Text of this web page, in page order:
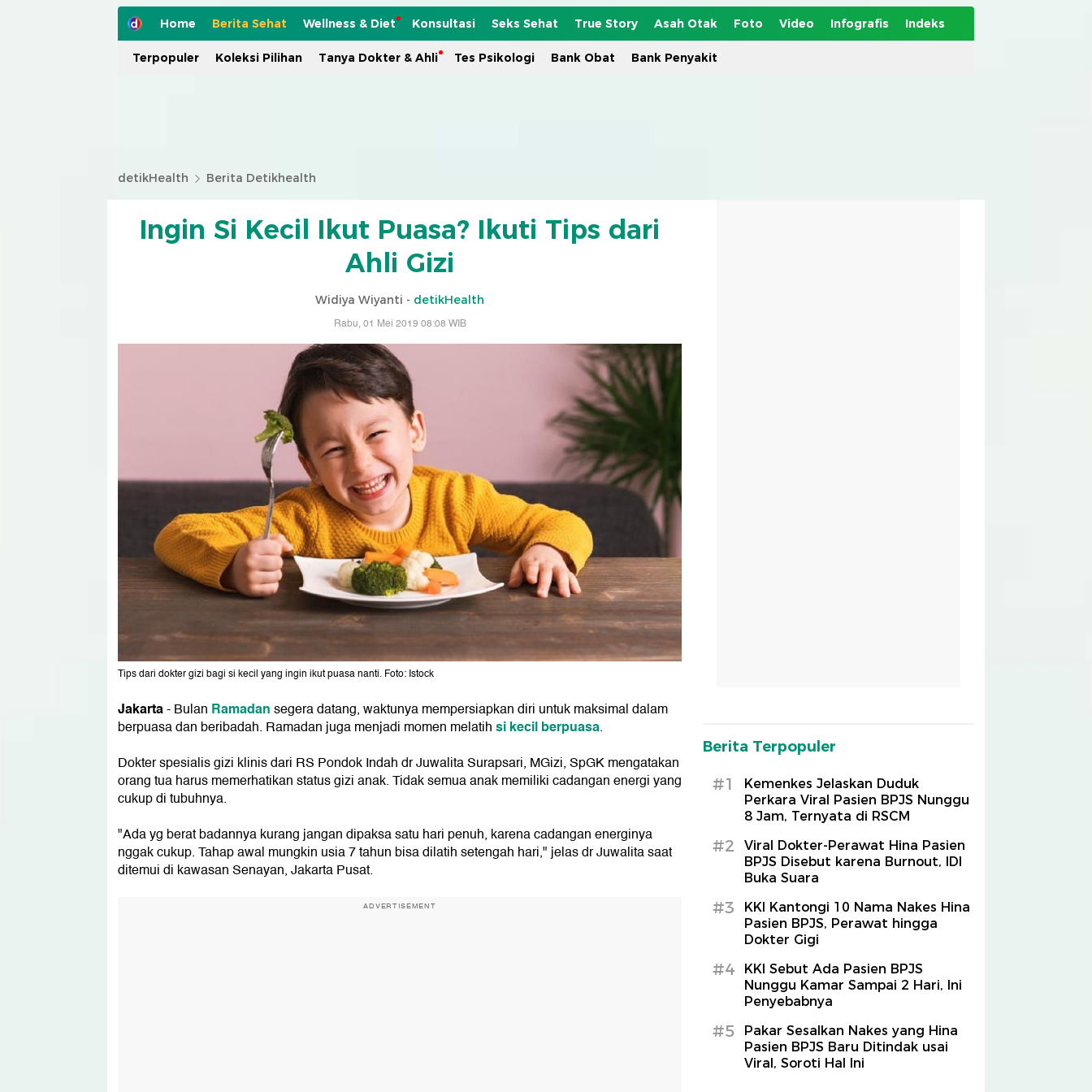
Home Berita Sehat Wellness & Diet Konsultasi Seks Sehat True Story Asah Otak Foto Video Infografis Indeks
Terpopuler Koleksi Pilihan Tanya Dokter & Ahli Tes Psikologi Bank Obat Bank Penyakit
detikHealth Berita Detikhealth
Ingin Si Kecil Ikut Puasa? Ikuti Tips dari
Ahli Gizi
Widiya Wiyanti - detikHealth
Rabu, 01 Mei 2019 08:08 WIB
Tips dari dokter gizi bagi si kecil yang ingin ikut puasa nanti. Foto: Istock
Jakarta- Bulan Ramadansegera datang, waktunya mempersiapkan diri untuk maksimal dalam
berpuasa dan beribadah. Ramadan juga menjadi momen melatihsi kecil berpuasa.
Dokter spesialis gizi klinis dari RS Pondok Indah dr Juwalita Surapsari, MGizi, SpGK mengatakan
orang tua harus memerhatikan status gizi anak. Tidak semua anak memiliki cadangan energi yang
cukup di tubuhnya.
"Ada yg berat badannya kurang jangan dipaksa satu hari penuh, karena cadangan energinya
nggak cukup. Tahap awal mungkin usia 7 tahun bisa dilatih setengah hari," jelas dr Juwalita saat
ditemui di kawasan Senayan, Jakarta Pusat.
ADVERTISEMENT
Berita Terpopuler
#1
Kemenkes Jelaskan Duduk
Perkara Viral Pasien BPJS Nunggu
8 Jam, Ternyata di RSCM
#2
Viral Dokter-Perawat Hina Pasien
BPJS Disebut karena Burnout, IDI
Buka Suara
#3
KKI Kantongi 10 Nama Nakes Hina
Pasien BPJS, Perawat hingga
Dokter Gigi
#4
KKI Sebut Ada Pasien BPJS
Nunggu Kamar Sampai 2 Hari, Ini
Penyebabnya
#5
Pakar Sesalkan Nakes yang Hina
Pasien BPJS Baru Ditindak usai
Viral, Soroti Hal Ini